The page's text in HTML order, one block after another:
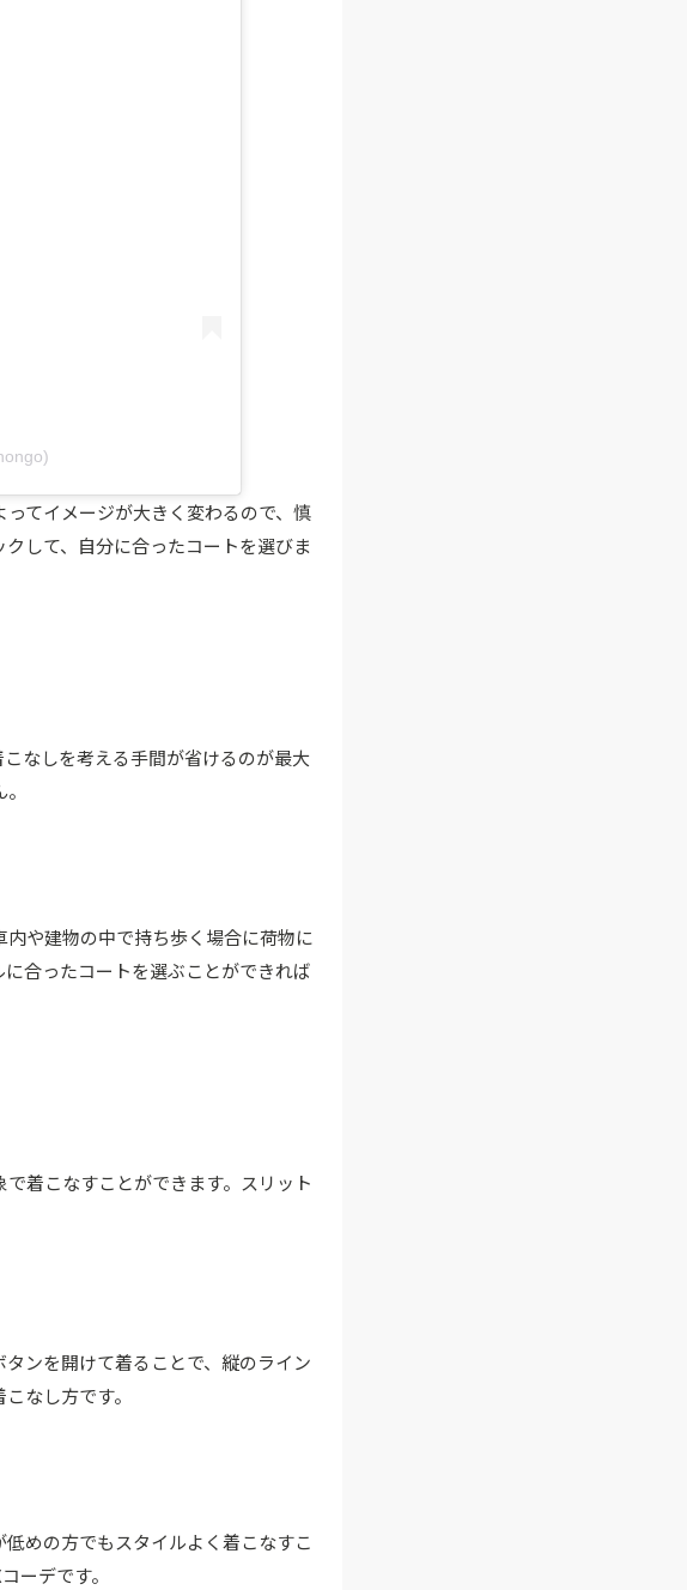
てイメージが大きく変わるので、慎
して、自分に合ったコートを選びま
なしを考える手間が省けるのが最大
や建物の中で持ち歩く場合に荷物に
合ったコートを選ぶことができれば
着こなすことができます。スリット
ンを開けて着ることで、縦のライン
なし方です。
めの方でもスタイルよく着こなすこ
ーデです。